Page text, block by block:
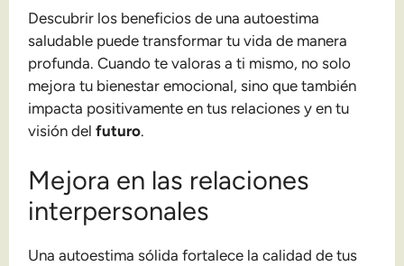
Descubrir los beneficios de una autoestima
saludable puede transformar tu vida de manera
profunda. Cuando te valoras a ti mismo, no solo
mejora tu bienestar emocional, sino que también
impacta positivamente en tus relaciones y en tu
visión delfuturo.
Mejora en las relaciones
interpersonales
Una autoestima sólida fortalece la calidad de tus